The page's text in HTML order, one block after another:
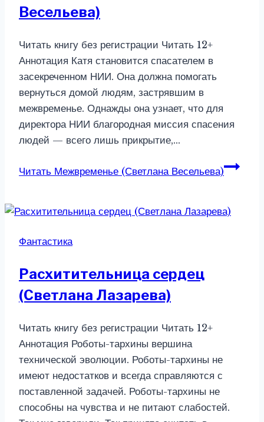
Весельева)
Читать книгу без регистрации Читать 12+
Аннотация Катя становится спасателем в
засекреченном НИИ. Она должна помогать
вернуться домой людям, застрявшим в
межвременье. Однажды она узнает, что для
директора НИИ благородная миссия спасения
людей — всего лишь прикрытие,…
Читать Межвременье (Светлана Весельева)
Фантастика
Расхитительница сердец
(Светлана Лазарева)
Читать книгу без регистрации Читать 12+
Аннотация Роботы-тархины вершина
технической эволюции. Роботы-тархины не
имеют недостатков и всегда справляются с
поставленной задачей. Роботы-тархины не
способны на чувства и не питают слабостей.